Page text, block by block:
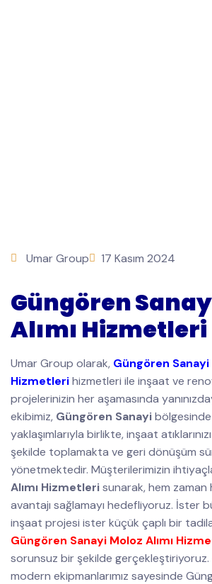
Umar Group 17 Kasım 2024
Güngören
Alımı Hizmetleri
Umar Group olarak, Güngören Sanayi
Hizmetlerihizmetleri ile inşaat ve
projelerinizin her aşamasında
ekibimiz, Güngören Sanayi
yaklaşımlarıyla birlikte, inşaat
şekilde toplamakta ve geri dönüşüm
yönetmektedir. Müşterilerimizin
Alımı Hizmetlerisunarak, hem zaman
avantajı sağlamayı hedefliyoruz. İster
inşaat projesi ister küçük çaplı bir
Güngören Sanayi Moloz Alımı
sorunsuz bir şekilde
modern ekipmanlarımız sayesinde